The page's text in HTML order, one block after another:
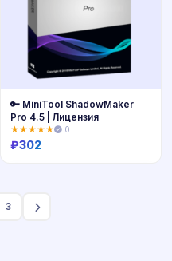
🔑 MiniTool ShadowMaker
Pro 4.5 | Лицензия
★★★★★ 0
₽302
3